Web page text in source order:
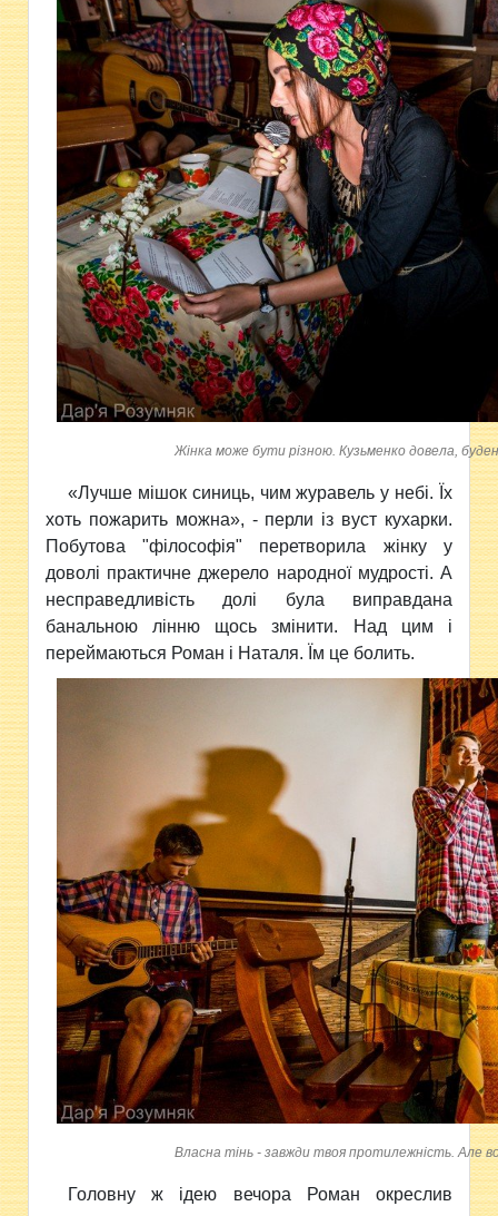
Жінка може бути різною. Кузьменко довела,
«Лучше мішок синиць, чим журавель у небі. Їх
хоть пожарить можна», - перли із вуст кухарки.
Побутова "філософія" перетворила жінку у
доволі практичне джерело народної мудрості. А
несправедливість долі була виправдана
банальною лінню щось змінити. Над цим і
переймаються Роман і Наталя. Їм це болить.
Власна тінь - завжди твоя протилежність. Але
Головну ж ідею вечора Роман окреслив